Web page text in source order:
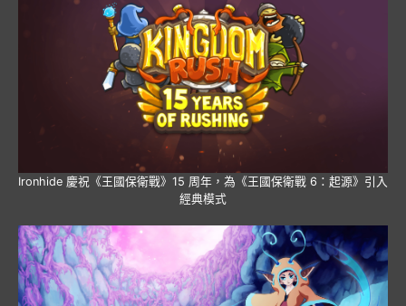
Ironhide 慶祝《王國保衛戰》15 周年，為《王國保衛戰 6：起源》引入
經典模式